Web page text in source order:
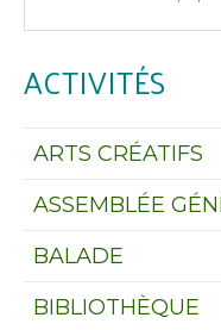
ACTIVITÉS
ARTS CRÉATIFS
ASSEMBLÉE
BALADE
BIBLIOTHÈQUE